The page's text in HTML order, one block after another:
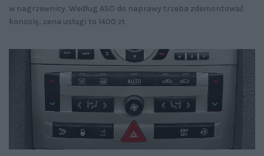
w nagrzewnicy. Według ASO do naprawy trzeba zdemontować
konsolę, cena usługi to 1400 zł.